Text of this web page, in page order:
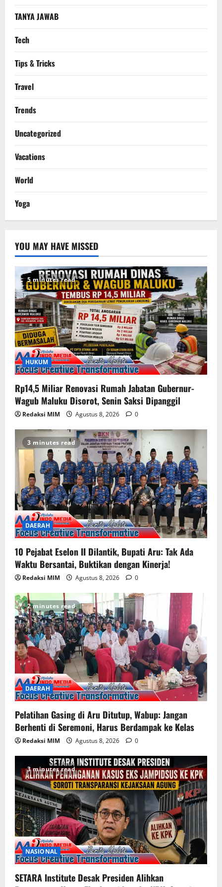
TANYA JAWAB
Tech
Tips & Tricks
Travel
Trends
Uncategorized
Vacations
World
Yoga
YOU MAY HAVE MISSED
5 minutes read
HUKUM
Rp14,5 Miliar Renovasi Rumah Jabatan Gubernur-
Wagub Maluku Disorot, Senin Saksi Dipanggil
Redaksi MIM Agustus 8, 2026 0
3 minutes read
DAERAH
10 Pejabat Eselon II Dilantik, Bupati Aru: Tak Ada
Waktu Bersantai, Buktikan dengan Kinerja!
Redaksi MIM Agustus 8, 2026 0
2 minutes read
DAERAH
Pelatihan Gasing di Aru Ditutup, Wabup: Jangan
Berhenti di Seremoni, Harus Berdampak ke Kelas
Redaksi MIM Agustus 8, 2026 0
3 minutes read
NASIONAL
SETARA Institute Desak Presiden Alihkan